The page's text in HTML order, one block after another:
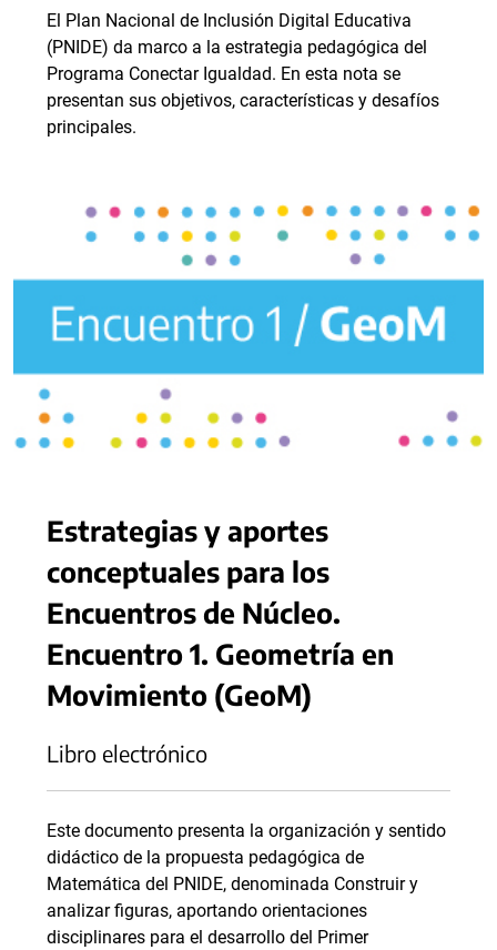
El Plan Nacional de Inclusión Digital Educativa
(PNIDE) da marco a la estrategia pedagógica del
Programa Conectar Igualdad. En esta nota se
presentan sus objetivos, características y desafíos
principales.
Estrategias y aportes
conceptuales para los
Encuentros de Núcleo.
Encuentro 1. Geometría en
Movimiento (GeoM)
Libro electrónico
Este documento presenta la organización y sentido
didáctico de la propuesta pedagógica de
Matemática del PNIDE, denominada Construir y
analizar figuras, aportando orientaciones
disciplinares para el desarrollo del Primer